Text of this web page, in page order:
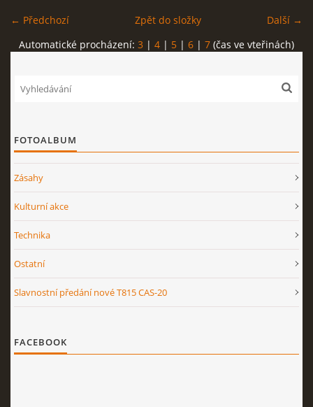
← Předchozí Další →
Zpět do složky
Automatické procházení: 3 | 4 | 5 | 6 | 7 (čas ve vteřinách)
FOTOALBUM
Zásahy
Kulturní akce
Technika
Ostatní
Slavnostní předání nové T815 CAS-20
FACEBOOK